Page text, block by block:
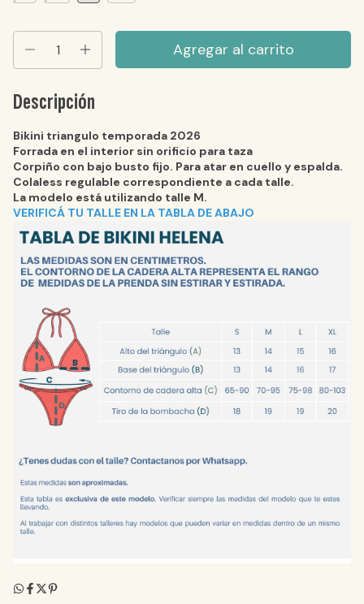
Descripción
Bikini triangulo temporada 2026
Forrada en el interior sin orificio para taza
Corpiño con bajo busto fijo. Para atar en cuello y espalda.
Colaless regulable correspondiente a cada talle.
La modelo está utilizando talle M.
VERIFICÁ TU TALLE EN LA TABLA DE ABAJO